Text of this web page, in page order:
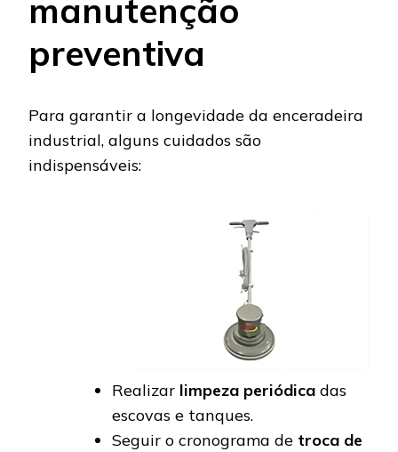
manutenção
preventiva
Para garantir a longevidade da enceradeira
industrial, alguns cuidados são
indispensáveis:
Realizar limpeza periódica das
escovas e tanques.
Seguir o cronograma de troca de